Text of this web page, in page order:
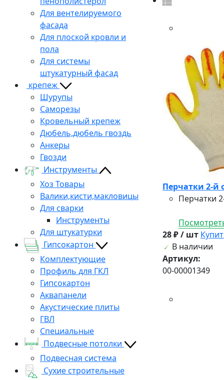
Для вентелируемого
фасада
Для плоской кровли и
пола
Для системы
штукатурный фасад
крепеж
Шурупы
Саморезы
Кровельный крепеж
Дюбель,дюбель гвоздь
Анкеры
Гвозди
Инструменты
Хоз Товары
Валики,кисти,макловицы
Для сварки
Инструменты
Для штукатурки
Гипсокартон
Комплектующие
Профиль для ГКЛ
Гипсокартон
Аквапанели
Акустические плиты
ГВЛ
Специальные
Подвесные потолки
Подвесная система
Сухие строительные
Перчатки 2-й
Перчатки
28 ₽ / шт
В наличии
Артикул:
00-00001349